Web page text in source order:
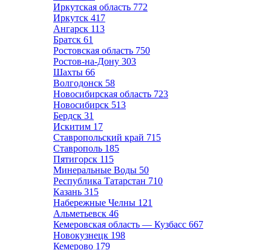
Иркутская область 772
Иркутск 417
Ангарск 113
Братск 61
Ростовская область 750
Ростов-на-Дону 303
Шахты 66
Волгодонск 58
Новосибирская область 723
Новосибирск 513
Бердск 31
Искитим 17
Ставропольский край 715
Ставрополь 185
Пятигорск 115
Минеральные Воды 50
Республика Татарстан 710
Казань 315
Набережные Челны 121
Альметьевск 46
Кемеровская область — Кузбасс 667
Новокузнецк 198
Кемерово 179